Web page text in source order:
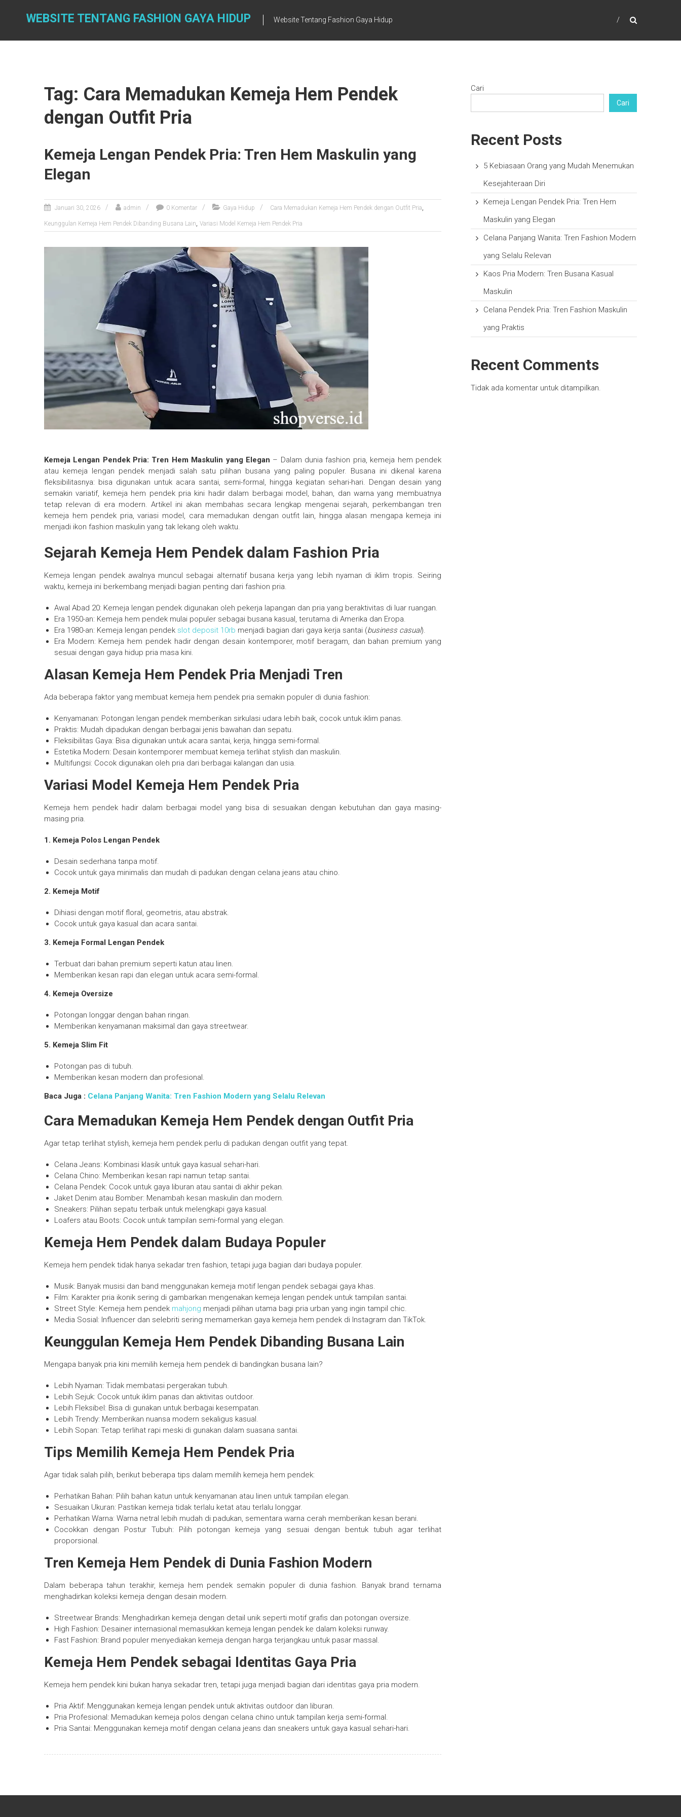
WEBSITE TENTANG FASHION GAYA HIDUP Website Tentang Fashion Gaya Hidup
Tag: Cara Memadukan Kemeja Hem Pendek
dengan Outfit Pria
Kemeja Lengan Pendek Pria: Tren Hem Maskulin yang
Elegan
Januari 30, 2026 admin 0 Komentar Gaya Hidup Cara Memadukan Kemeja Hem Pendek dengan Outfit Pria,
Keunggulan Kemeja Hem Pendek Dibanding Busana Lain, Variasi Model Kemeja Hem Pendek Pria
Kemeja Lengan Pendek Pria: Tren Hem Maskulin yang Elegan – Dalam dunia fashion pria, kemeja hem pendek
atau kemeja lengan pendek menjadi salah satu pilihan busana yang paling populer. Busana ini dikenal karena
fleksibilitasnya: bisa digunakan untuk acara santai, semi-formal, hingga kegiatan sehari-hari. Dengan desain yang
semakin variatif, kemeja hem pendek pria kini hadir dalam berbagai model, bahan, dan warna yang membuatnya
tetap relevan di era modern. Artikel ini akan membahas secara lengkap mengenai sejarah, perkembangan tren
kemeja hem pendek pria, variasi model, cara memadukan dengan outfit lain, hingga alasan mengapa kemeja ini
menjadi ikon fashion maskulin yang tak lekang oleh waktu.
Sejarah Kemeja Hem Pendek dalam Fashion Pria
Kemeja lengan pendek awalnya muncul sebagai alternatif busana kerja yang lebih nyaman di iklim tropis. Seiring
waktu, kemeja ini berkembang menjadi bagian penting dari fashion pria.
Awal Abad 20: Kemeja lengan pendek digunakan oleh pekerja lapangan dan pria yang beraktivitas di luar ruangan.
Era 1950-an: Kemeja hem pendek mulai populer sebagai busana kasual, terutama di Amerika dan Eropa.
Era 1980-an: Kemeja lengan pendek slot deposit 10rb menjadi bagian dari gaya kerja santai (business casual).
Era Modern: Kemeja hem pendek hadir dengan desain kontemporer, motif beragam, dan bahan premium yang
sesuai dengan gaya hidup pria masa kini.
Alasan Kemeja Hem Pendek Pria Menjadi Tren
Ada beberapa faktor yang membuat kemeja hem pendek pria semakin populer di dunia fashion:
Kenyamanan: Potongan lengan pendek memberikan sirkulasi udara lebih baik, cocok untuk iklim panas.
Praktis: Mudah dipadukan dengan berbagai jenis bawahan dan sepatu.
Fleksibilitas Gaya: Bisa digunakan untuk acara santai, kerja, hingga semi-formal.
Estetika Modern: Desain kontemporer membuat kemeja terlihat stylish dan maskulin.
Multifungsi: Cocok digunakan oleh pria dari berbagai kalangan dan usia.
Variasi Model Kemeja Hem Pendek Pria
Kemeja hem pendek hadir dalam berbagai model yang bisa di sesuaikan dengan kebutuhan dan gaya masing-
masing pria.
1. Kemeja Polos Lengan Pendek
Desain sederhana tanpa motif.
Cocok untuk gaya minimalis dan mudah di padukan dengan celana jeans atau chino.
2. Kemeja Motif
Dihiasi dengan motif floral, geometris, atau abstrak.
Cocok untuk gaya kasual dan acara santai.
3. Kemeja Formal Lengan Pendek
Terbuat dari bahan premium seperti katun atau linen.
Memberikan kesan rapi dan elegan untuk acara semi-formal.
4. Kemeja Oversize
Potongan longgar dengan bahan ringan.
Memberikan kenyamanan maksimal dan gaya streetwear.
5. Kemeja Slim Fit
Potongan pas di tubuh.
Memberikan kesan modern dan profesional.
Baca Juga : Celana Panjang Wanita: Tren Fashion Modern yang Selalu Relevan
Cara Memadukan Kemeja Hem Pendek dengan Outfit Pria
Agar tetap terlihat stylish, kemeja hem pendek perlu di padukan dengan outfit yang tepat.
Celana Jeans: Kombinasi klasik untuk gaya kasual sehari-hari.
Celana Chino: Memberikan kesan rapi namun tetap santai.
Celana Pendek: Cocok untuk gaya liburan atau santai di akhir pekan.
Jaket Denim atau Bomber: Menambah kesan maskulin dan modern.
Sneakers: Pilihan sepatu terbaik untuk melengkapi gaya kasual.
Loafers atau Boots: Cocok untuk tampilan semi-formal yang elegan.
Kemeja Hem Pendek dalam Budaya Populer
Kemeja hem pendek tidak hanya sekadar tren fashion, tetapi juga bagian dari budaya populer.
Musik: Banyak musisi dan band menggunakan kemeja motif lengan pendek sebagai gaya khas.
Film: Karakter pria ikonik sering di gambarkan mengenakan kemeja lengan pendek untuk tampilan santai.
Street Style: Kemeja hem pendek mahjong menjadi pilihan utama bagi pria urban yang ingin tampil chic.
Media Sosial: Influencer dan selebriti sering memamerkan gaya kemeja hem pendek di Instagram dan TikTok.
Keunggulan Kemeja Hem Pendek Dibanding Busana Lain
Mengapa banyak pria kini memilih kemeja hem pendek di bandingkan busana lain?
Lebih Nyaman: Tidak membatasi pergerakan tubuh.
Lebih Sejuk: Cocok untuk iklim panas dan aktivitas outdoor.
Lebih Fleksibel: Bisa di gunakan untuk berbagai kesempatan.
Lebih Trendy: Memberikan nuansa modern sekaligus kasual.
Lebih Sopan: Tetap terlihat rapi meski di gunakan dalam suasana santai.
Tips Memilih Kemeja Hem Pendek Pria
Agar tidak salah pilih, berikut beberapa tips dalam memilih kemeja hem pendek:
Perhatikan Bahan: Pilih bahan katun untuk kenyamanan atau linen untuk tampilan elegan.
Sesuaikan Ukuran: Pastikan kemeja tidak terlalu ketat atau terlalu longgar.
Perhatikan Warna: Warna netral lebih mudah di padukan, sementara warna cerah memberikan kesan berani.
Cocokkan dengan Postur Tubuh: Pilih potongan kemeja yang sesuai dengan bentuk tubuh agar terlihat
proporsional.
Tren Kemeja Hem Pendek di Dunia Fashion Modern
Dalam beberapa tahun terakhir, kemeja hem pendek semakin populer di dunia fashion. Banyak brand ternama
menghadirkan koleksi kemeja dengan desain modern.
Streetwear Brands: Menghadirkan kemeja dengan detail unik seperti motif grafis dan potongan oversize.
High Fashion: Desainer internasional memasukkan kemeja lengan pendek ke dalam koleksi runway.
Fast Fashion: Brand populer menyediakan kemeja dengan harga terjangkau untuk pasar massal.
Kemeja Hem Pendek sebagai Identitas Gaya Pria
Kemeja hem pendek kini bukan hanya sekadar tren, tetapi juga menjadi bagian dari identitas gaya pria modern.
Pria Aktif: Menggunakan kemeja lengan pendek untuk aktivitas outdoor dan liburan.
Pria Profesional: Memadukan kemeja polos dengan celana chino untuk tampilan kerja semi-formal.
Pria Santai: Menggunakan kemeja motif dengan celana jeans dan sneakers untuk gaya kasual sehari-hari.
Cari
Cari
Recent Posts
5 Kebiasaan Orang yang Mudah Menemukan
Kesejahteraan Diri
Kemeja Lengan Pendek Pria: Tren Hem
Maskulin yang Elegan
Celana Panjang Wanita: Tren Fashion Modern
yang Selalu Relevan
Kaos Pria Modern: Tren Busana Kasual
Maskulin
Celana Pendek Pria: Tren Fashion Maskulin
yang Praktis
Recent Comments
Tidak ada komentar untuk ditampilkan.